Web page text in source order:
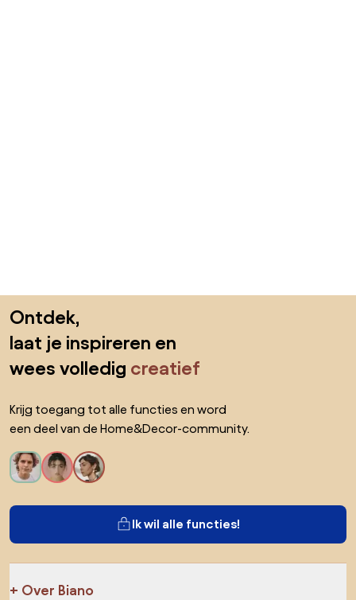
Ontdek,
laat je inspireren en
wees volledig creatief
Krijg toegang tot alle functies en word
een deel van de Home&Decor-community.
Ik wil alle functies!
Over Biano